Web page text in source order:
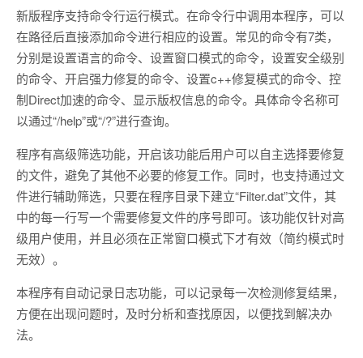
新版程序支持命令行运行模式。在命令行中调用本程序，可以
在路径后直接添加命令进行相应的设置。常见的命令有7类，
分别是设置语言的命令、设置窗口模式的命令，设置安全级别
的命令、开启强力修复的命令、设置c++修复模式的命令、控
制Direct加速的命令、显示版权信息的命令。具体命令名称可
以通过“/help”或“/?”进行查询。
程序有高级筛选功能，开启该功能后用户可以自主选择要修复
的文件，避免了其他不必要的修复工作。同时，也支持通过文
件进行辅助筛选，只要在程序目录下建立“Filter.dat”文件，其
中的每一行写一个需要修复文件的序号即可。该功能仅针对高
级用户使用，并且必须在正常窗口模式下才有效（简约模式时
无效）。
本程序有自动记录日志功能，可以记录每一次检测修复结果，
方便在出现问题时，及时分析和查找原因，以便找到解决办
法。